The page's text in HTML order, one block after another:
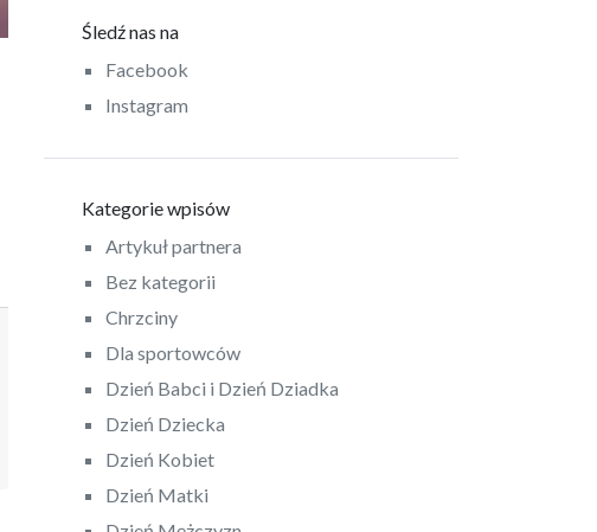
Śledź nas na
Facebook
Instagram
Kategorie wpisów
Artykuł partnera
Bez kategorii
Chrzciny
Dla sportowców
Dzień Babci i Dzień Dziadka
Dzień Dziecka
Dzień Kobiet
Dzień Matki